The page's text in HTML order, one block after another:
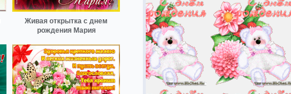
Живая открытка с днем
рождения Мария